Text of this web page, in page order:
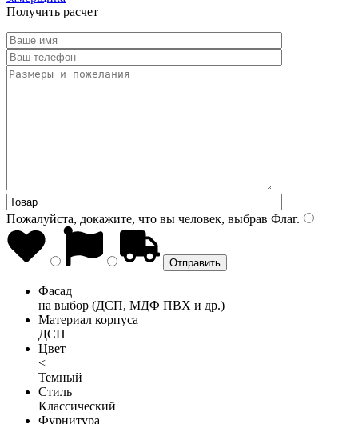
Получить расчет
Пожалуйста, докажите, что вы человек, выбрав Флаг.
Фасад
на выбор (ДСП, МДФ ПВХ и др.)
Материал корпуса
ДСП
Цвет
<
Темный
Стиль
Классический
Фурнитура